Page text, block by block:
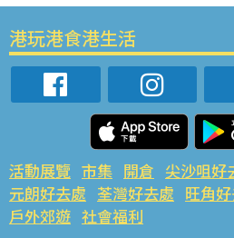
港玩港食港生活
活動展覽 市集 開倉 尖沙咀好
元朗好去處 荃灣好去處 旺角
戶外郊遊 社會福利